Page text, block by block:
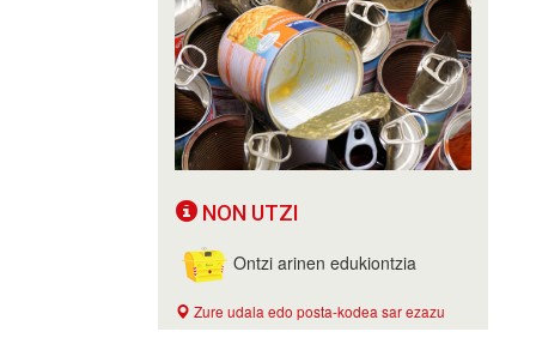
NON UTZI
Ontzi arinen edukiontzia
Zure udala edo posta-kodea sar ezazu